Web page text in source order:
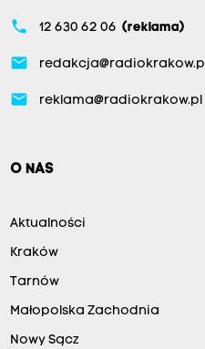
phone 12 630 62 06 (reklama)
email redakcja@radiokrakow.pl
email reklama@radiokrakow.pl
O NAS
Aktualności
Kraków
Tarnów
Małopolska Zachodnia
Nowy Sącz